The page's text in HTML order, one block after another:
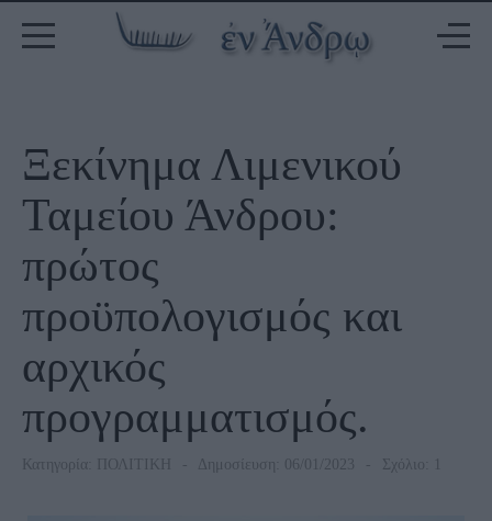
Ξεκίνημα Λιμενικού
Ταμείου Άνδρου:
πρώτος
προϋπολογισμός και
αρχικός
προγραμματισμός.
Κατηγορία: ΠΟΛΙΤΙΚΗ Δημοσίευση: 06/01/2023 Σχόλιο: 1